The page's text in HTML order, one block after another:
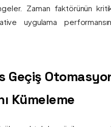
Zaman faktörünün
uygulama
Geçiş
Kümeleme